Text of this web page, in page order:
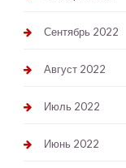
Сентябрь 2022
Август 2022
Июль 2022
Июнь 2022